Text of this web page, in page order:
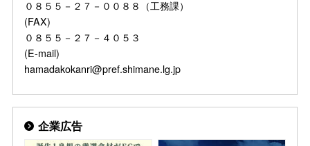
０８５５－２７－００８８（工務課）
(FAX)
０８５５－２７－４０５３
(E-mail)
hamadakokanri@pref.shimane.lg.jp
企業広告